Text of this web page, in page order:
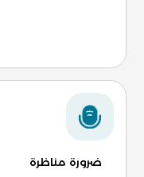
ضرورة مناظرة